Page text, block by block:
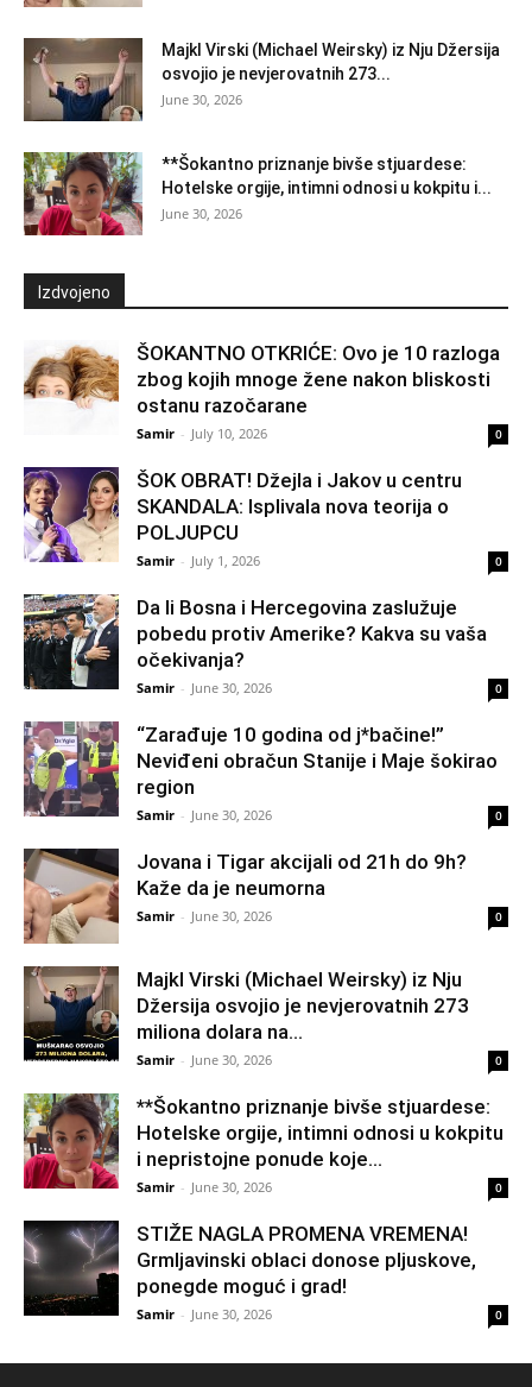
Majkl Virski (Michael Weirsky) iz Nju Džersija
osvojio je nevjerovatnih 273...
June 30, 2026
**Šokantno priznanje bivše stjuardese:
Hotelske orgije, intimni odnosi u kokpitu i...
June 30, 2026
Izdvojeno
ŠOKANTNO OTKRIĆE: Ovo je 10 razloga
zbog kojih mnoge žene nakon bliskosti
ostanu razočarane
Samir - July 10, 2026 0
ŠOK OBRAT! Džejla i Jakov u centru
SKANDALA: Isplivala nova teorija o
POLJUPCU
Samir - July 1, 2026 0
Da li Bosna i Hercegovina zaslužuje
pobedu protiv Amerike? Kakva su vaša
očekivanja?
Samir - June 30, 2026 0
“Zarađuje 10 godina od j*bačine!”
Neviđeni obračun Stanije i Maje šokirao
region
Samir - June 30, 2026 0
Jovana i Tigar akcijali od 21h do 9h?
Kaže da je neumorna
Samir - June 30, 2026 0
Majkl Virski (Michael Weirsky) iz Nju
Džersija osvojio je nevjerovatnih 273
miliona dolara na...
Samir - June 30, 2026 0
**Šokantno priznanje bivše stjuardese:
Hotelske orgije, intimni odnosi u kokpitu
i nepristojne ponude koje...
Samir - June 30, 2026 0
STIŽE NAGLA PROMENA VREMENA!
Grmljavinski oblaci donose pljuskove,
ponegde moguć i grad!
Samir - June 30, 2026 0